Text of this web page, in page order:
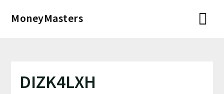
MoneyMasters
DIZK4LXH